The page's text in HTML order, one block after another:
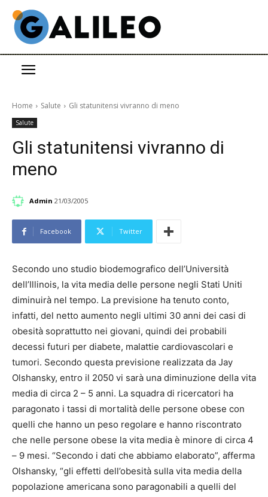
Home Salute Gli statunitensi vivranno di meno
Salute
Gli statunitensi vivranno di
meno
Admin 21/03/2005
Facebook Twitter
Secondo uno studio biodemografico dell’Università
dell’Illinois, la vita media delle persone negli Stati Uniti
diminuirà nel tempo. La previsione ha tenuto conto,
infatti, del netto aumento negli ultimi 30 anni dei casi di
obesità soprattutto nei giovani, quindi dei probabili
decessi futuri per diabete, malattie cardiovascolari e
tumori. Secondo questa previsione realizzata da Jay
Olshansky, entro il 2050 vi sarà una diminuzione della vita
media di circa 2 – 5 anni. La squadra di ricercatori ha
paragonato i tassi di mortalità delle persone obese con
quelli che hanno un peso regolare e hanno riscontrato
che nelle persone obese la vita media è minore di circa 4
– 9 mesi. “Secondo i dati che abbiamo elaborato”, afferma
Olshansky, “gli effetti dell’obesità sulla vita media della
popolazione americana sono paragonabili a quelli del